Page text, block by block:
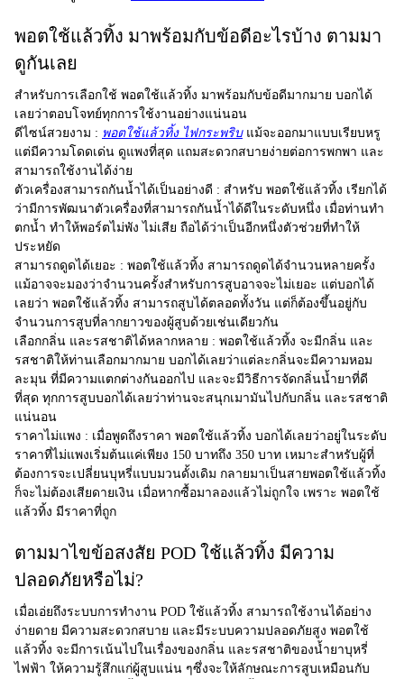
พอตใช้แล้วทิ้ง มาพร้อมกับข้อดีอะไรบ้าง ตามมา
ดูกันเลย
สำหรับการเลือกใช้ พอตใช้แล้วทิ้ง มาพร้อมกับข้อดีมากมาย บอกได้
เลยว่าตอบโจทย์ทุกการใช้งานอย่างแน่นอน
ดีไซน์สวยงาม : พอตใช้แล้วทิ้ง ไฟกระพริบแม้จะออกมาแบบเรียบหรู
แต่มีความโดดเด่น ดูแพงที่สุด แถมสะดวกสบายง่ายต่อการพกพา และ
สามารถใช้งานได้ง่าย
ตัวเครื่องสามารถกันน้ำได้เป็นอย่างดี : สำหรับ พอตใช้แล้วทิ้ง เรียกได้
ว่ามีการพัฒนาตัวเครื่องที่สามารถกันน้ำได้ดีในระดับหนึ่ง เมื่อท่านทำ
ตกน้ำ ทำให้พอร์ตไม่พัง ไม่เสีย ถือได้ว่าเป็นอีกหนึ่งตัวช่วยที่ทำให้
ประหยัด
สามารถดูดได้เยอะ : พอตใช้แล้วทิ้ง สามารถดูดได้จำนวนหลายครั้ง
แม้อาจจะมองว่าจำนวนครั้งสำหรับการสูบอาจจะไม่เยอะ แต่บอกได้
เลยว่า พอตใช้แล้วทิ้ง สามารถสูบได้ตลอดทั้งวัน แต่ก็ต้องขึ้นอยู่กับ
จำนวนการสูบที่ลากยาวของผู้สูบด้วยเช่นเดียวกัน
เลือกกลิ่น และรสชาติได้หลากหลาย : พอตใช้แล้วทิ้ง จะมีกลิ่น และ
รสชาติให้ท่านเลือกมากมาย บอกได้เลยว่าแต่ละกลิ่นจะมีความหอม
ละมุน ที่มีความแตกต่างกันออกไป และจะมีวิธีการจัดกลิ่นน้ำยาที่ดี
ที่สุด ทุกการสูบบอกได้เลยว่าท่านจะสนุกเมามันไปกับกลิ่น และรสชาติ
แน่นอน
ราคาไม่แพง : เมื่อพูดถึงราคา พอตใช้แล้วทิ้ง บอกได้เลยว่าอยู่ในระดับ
ราคาที่ไม่แพงเริ่มต้นแค่เพียง 150 บาทถึง 350 บาท เหมาะสำหรับผู้ที่
ต้องการจะเปลี่ยนบุหรี่แบบมวนดั้งเดิม กลายมาเป็นสายพอตใช้แล้วทิ้ง
ก็จะไม่ต้องเสียดายเงิน เมื่อหากซื้อมาลองแล้วไม่ถูกใจ เพราะ พอตใช้
แล้วทิ้ง มีราคาที่ถูก
ตามมาไขข้อสงสัย POD ใช้แล้วทิ้ง มีความ
ปลอดภัยหรือไม่?
เมื่อเอ่ยถึงระบบการทำงาน POD ใช้แล้วทิ้ง สามารถใช้งานได้อย่าง
ง่ายดาย มีความสะดวกสบาย และมีระบบความปลอดภัยสูง พอตใช้
แล้วทิ้ง จะมีการเน้นไปในเรื่องของกลิ่น และรสชาติของน้ำยาบุหรี่
ไฟฟ้า ให้ความรู้สึกแก่ผู้สูบแน่น ๆซึ่งจะให้ลักษณะการสูบเหมือนกับ